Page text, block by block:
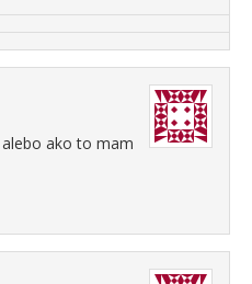
ako to mam